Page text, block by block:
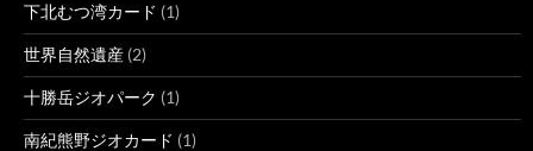
下北むつ湾カード (1)
世界自然遺産 (2)
十勝岳ジオパーク (1)
南紀熊野ジオカード (1)